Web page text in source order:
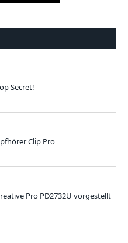
Secret!
Clip Pro
Pro PD2732U vorgestellt